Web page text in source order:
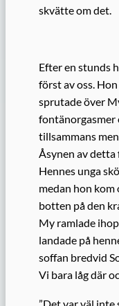
skvätte om det.
Efter en stunds
först av oss.
sprutade över
fontänorgasmer
tillsammans
Åsynen av detta
Hennes unga
medan hon kom
botten på den
My ramlade
landade på
soffan bredvid
Vi bara låg där
”Det var väl inte